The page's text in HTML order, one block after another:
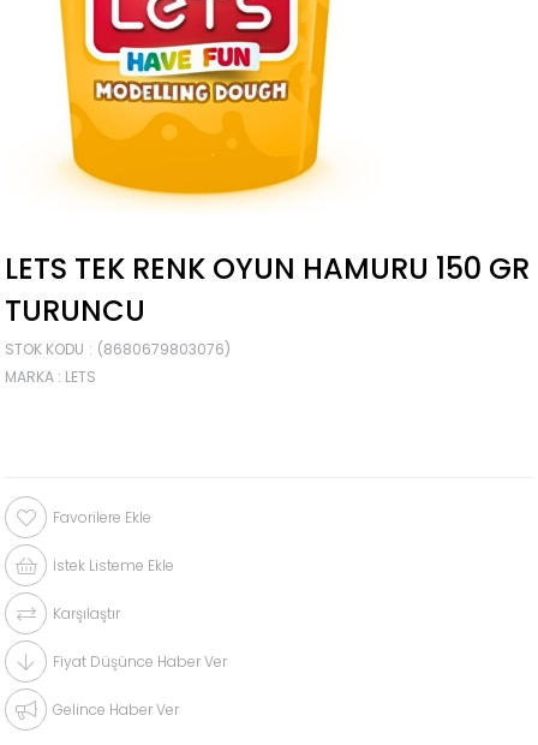
LETS TEK RENK OYUN HAMURU 150 GR
TURUNCU
STOK KODU
(8680679803076)
MARKA : LETS
Favorilere Ekle
İstek Listeme Ekle
Karşılaştır
Fiyat Düşünce Haber Ver
Gelince Haber Ver